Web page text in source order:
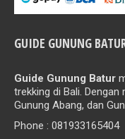
GUIDE GUNUNG
Guide Gunung Batur
trekking di Bali. Dengan
Gunung Abang, dan
Phone : 081933165404